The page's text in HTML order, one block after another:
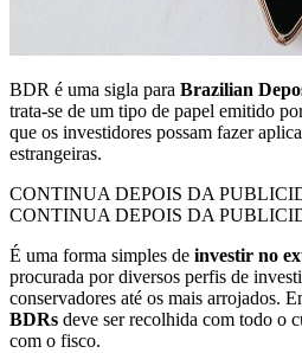
BDR é uma sigla para Brazilian
trata-se de um tipo de papel emitido
que os investidores possam fazer
estrangeiras.
CONTINUA DEPOIS DA
CONTINUA DEPOIS DA
É uma forma simples de investir no
procurada por diversos perfis de
conservadores até os mais arrojados.
BDRs deve ser recolhida com todo o
com o fisco.